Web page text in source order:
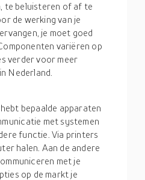
te beluisteren of af te
de werking van je
je moet goed
variëren op
verder voor meer
Nederland.
bepaalde apparaten
met systemen
functie. Via printers
halen. Aan de andere
met je
op de markt je